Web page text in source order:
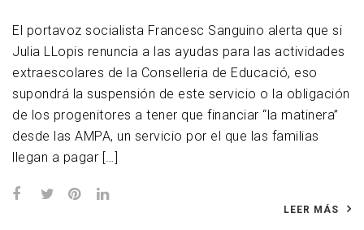
El portavoz socialista Francesc Sanguino alerta que si
Julia LLopis renuncia a las ayudas para las actividades
extraescolares de la Conselleria de Educació, eso
supondrá la suspensión de este servicio o la obligación
de los progenitores a tener que financiar “la matinera”
desde las AMPA, un servicio por el que las familias
llegan a pagar […]
LEER MÁS